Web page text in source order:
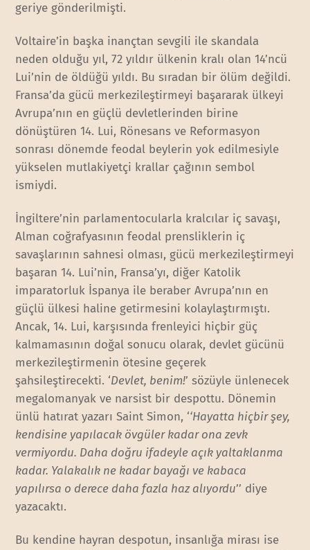
geriye gönderilmişti.
Voltaire’in başka inançtan sevgili ile skandala
neden olduğu yıl, 72 yıldır ülkenin kralı olan 14’ncü
Lui’nin de öldüğü yıldı. Bu sıradan bir ölüm değildi.
Fransa’da gücü merkezileştirmeyi başararak ülkeyi
Avrupa’nın en güçlü devletlerinden birine
dönüştüren 14. Lui, Rönesans ve Reformasyon
sonrası dönemde feodal beylerin yok edilmesiyle
yükselen mutlakiyetçi krallar çağının sembol
ismiydi.
İngiltere’nin parlamentocularla kralcılar iç savaşı,
Alman coğrafyasının feodal prensliklerin iç
savaşlarının sahnesi olması, gücü merkezileştirmeyi
başaran 14. Lui’nin, Fransa’yı, diğer Katolik
imparatorluk İspanya ile beraber Avrupa’nın en
güçlü ülkesi haline getirmesini kolaylaştırmıştı.
Ancak, 14. Lui, karşısında frenleyici hiçbir güç
kalmamasının doğal sonucu olarak, devlet gücünü
merkezileştirmenin ötesine geçerek
şahsileştirecekti. ‘Devlet, benim!’ sözüyle ünlenecek
megalomanyak ve narsist bir despottu. Dönemin
ünlü hatırat yazarı Saint Simon, ‘‘Hayatta hiçbir şey,
kendisine yapılacak övgüler kadar ona zevk
vermiyordu. Daha doğru ifadeyle açık yaltaklanma
kadar. Yalakalık ne kadar bayağı ve kabaca
yapılırsa o derece daha fazla haz alıyordu’’ diye
yazacaktı.
Bu kendine hayran despotun, insanlığa mirası ise